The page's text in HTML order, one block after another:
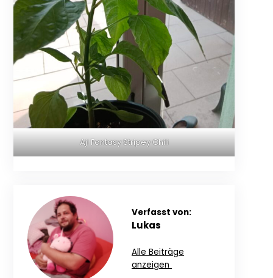
Aji Fantasy Stripey Chili
Verfasst von:
Lukas
Alle Beiträge
anzeigen